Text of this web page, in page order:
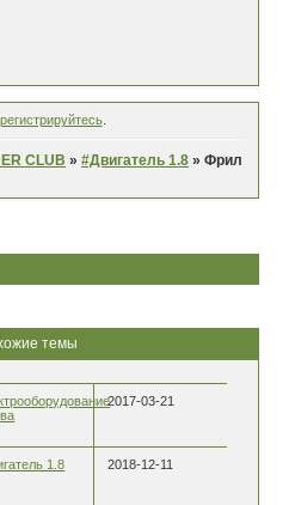
.
CLUB »#Двигатель 1.8 »Фрил
темы
2017-03-21
1.8 2018-12-11